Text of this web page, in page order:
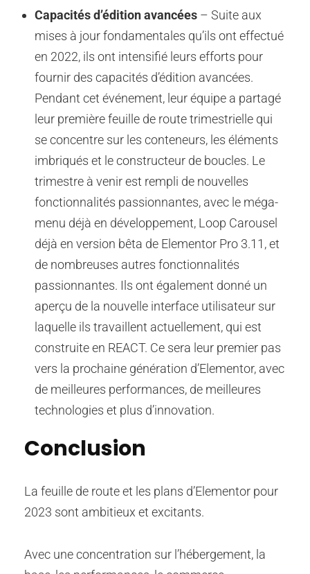
Capacités d’édition avancées – Suite aux
mises à jour fondamentales qu’ils ont effectué
en 2022, ils ont intensifié leurs efforts pour
fournir des capacités d’édition avancées.
Pendant cet événement, leur équipe a partagé
leur première feuille de route trimestrielle qui
se concentre sur les conteneurs, les éléments
imbriqués et le constructeur de boucles. Le
trimestre à venir est rempli de nouvelles
fonctionnalités passionnantes, avec le méga-
menu déjà en développement, Loop Carousel
déjà en version bêta de Elementor Pro 3.11, et
de nombreuses autres fonctionnalités
passionnantes. Ils ont également donné un
aperçu de la nouvelle interface utilisateur sur
laquelle ils travaillent actuellement, qui est
construite en REACT. Ce sera leur premier pas
vers la prochaine génération d’Elementor, avec
de meilleures performances, de meilleures
technologies et plus d’innovation.
Conclusion
La feuille de route et les plans d’Elementor pour
2023 sont ambitieux et excitants.
Avec une concentration sur l’hébergement, la